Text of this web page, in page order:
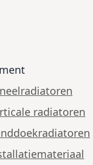
radiatoren